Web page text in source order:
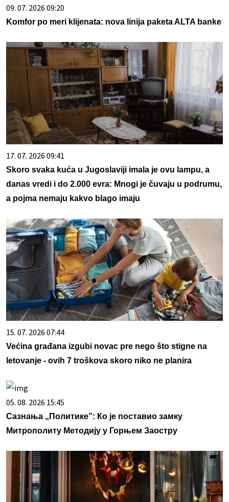
09. 07. 2026 09:20
Komfor po meri klijenata: nova linija paketa ALTA banke
17. 07. 2026 09:41
Skoro svaka kuća u Jugoslaviji imala je ovu lampu, a
danas vredi i do 2.000 evra: Mnogi je čuvaju u podrumu,
a pojma nemaju kakvo blago imaju
15. 07. 2026 07:44
Većina građana izgubi novac pre nego što stigne na
letovanje - ovih 7 troškova skoro niko ne planira
05. 08. 2026 15:45
Сазнања „Политике”: Ко је поставио замку
Митрополиту Методију у Горњем Заостру